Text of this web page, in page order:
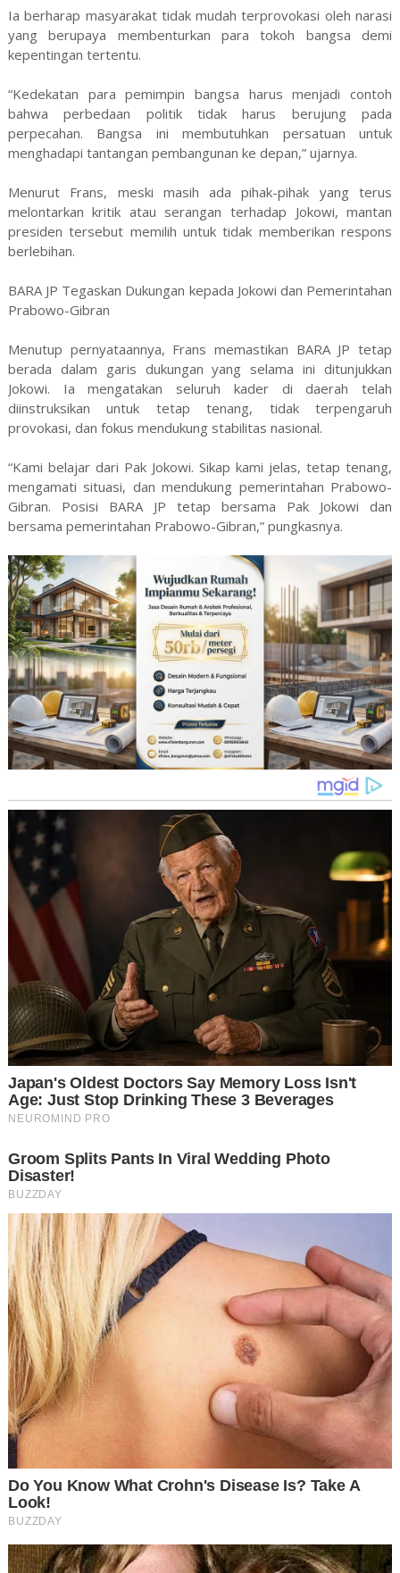
Ia berharap masyarakat tidak mudah terprovokasi oleh narasi
yang berupaya membenturkan para tokoh bangsa demi
kepentingan tertentu.
“Kedekatan para pemimpin bangsa harus menjadi contoh
bahwa perbedaan politik tidak harus berujung pada
perpecahan. Bangsa ini membutuhkan persatuan untuk
menghadapi tantangan pembangunan ke depan,” ujarnya.
Menurut Frans, meski masih ada pihak-pihak yang terus
melontarkan kritik atau serangan terhadap Jokowi, mantan
presiden tersebut memilih untuk tidak memberikan respons
berlebihan.
BARA JP Tegaskan Dukungan kepada Jokowi dan Pemerintahan
Prabowo-Gibran
Menutup pernyataannya, Frans memastikan BARA JP tetap
berada dalam garis dukungan yang selama ini ditunjukkan
Jokowi. Ia mengatakan seluruh kader di daerah telah
diinstruksikan untuk tetap tenang, tidak terpengaruh
provokasi, dan fokus mendukung stabilitas nasional.
“Kami belajar dari Pak Jokowi. Sikap kami jelas, tetap tenang,
mengamati situasi, dan mendukung pemerintahan Prabowo-
Gibran. Posisi BARA JP tetap bersama Pak Jokowi dan
bersama pemerintahan Prabowo-Gibran,” pungkasnya.